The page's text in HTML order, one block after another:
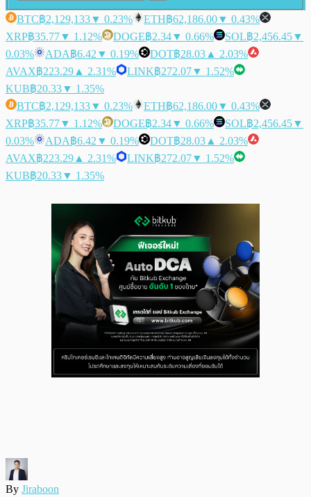
BTC฿2,129,133▼ 0.23% ETH฿62,186.00▼ 0.43%
XRP฿35.77▼ 1.12% DOGE฿2.34▼ 0.66% SOL฿2,456.45▼
0.03%
ADA฿6.42 ▼ 0.19% DOT฿28.03 ▲ 2.03%
AVAX฿223.29 ▲ 2.31% LINK฿272.07▼ 1.52%
KUB฿20.33▼ 1.35%
BTC฿2,129,133▼ 0.23% ETH฿62,186.00▼ 0.43%
XRP฿35.77▼ 1.12% DOGE฿2.34▼ 0.66% SOL฿2,456.45▼
0.03%
ADA฿6.42 ▼ 0.19% DOT฿28.03 ▲ 2.03%
AVAX฿223.29 ▲ 2.31% LINK฿272.07▼ 1.52%
KUB฿20.33▼ 1.35%
By Jiraboon